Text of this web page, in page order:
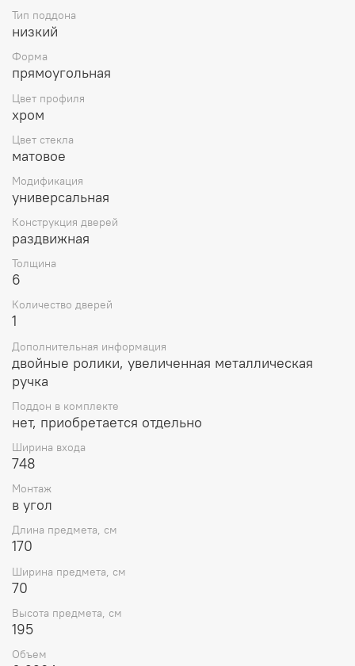
Тип поддона
низкий
Форма
прямоугольная
Цвет профиля
хром
Цвет стекла
матовое
Модификация
универсальная
Конструкция дверей
раздвижная
Толщина
6
Количество дверей
1
Дополнительная информация
двойные ролики, увеличенная металлическая
ручка
Поддон в комплекте
нет, приобретается отдельно
Ширина входа
748
Монтаж
в угол
Длина предмета, см
170
Ширина предмета, см
70
Высота предмета, см
195
Объем